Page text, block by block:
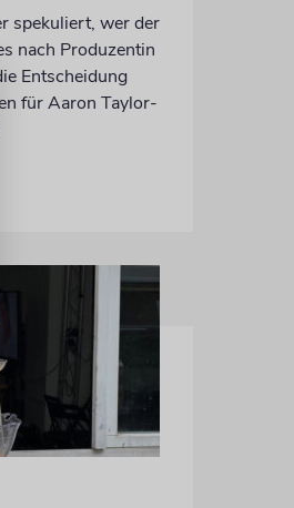
spekuliert, wer der
nach Produzentin
Entscheidung
für Aaron Taylor-